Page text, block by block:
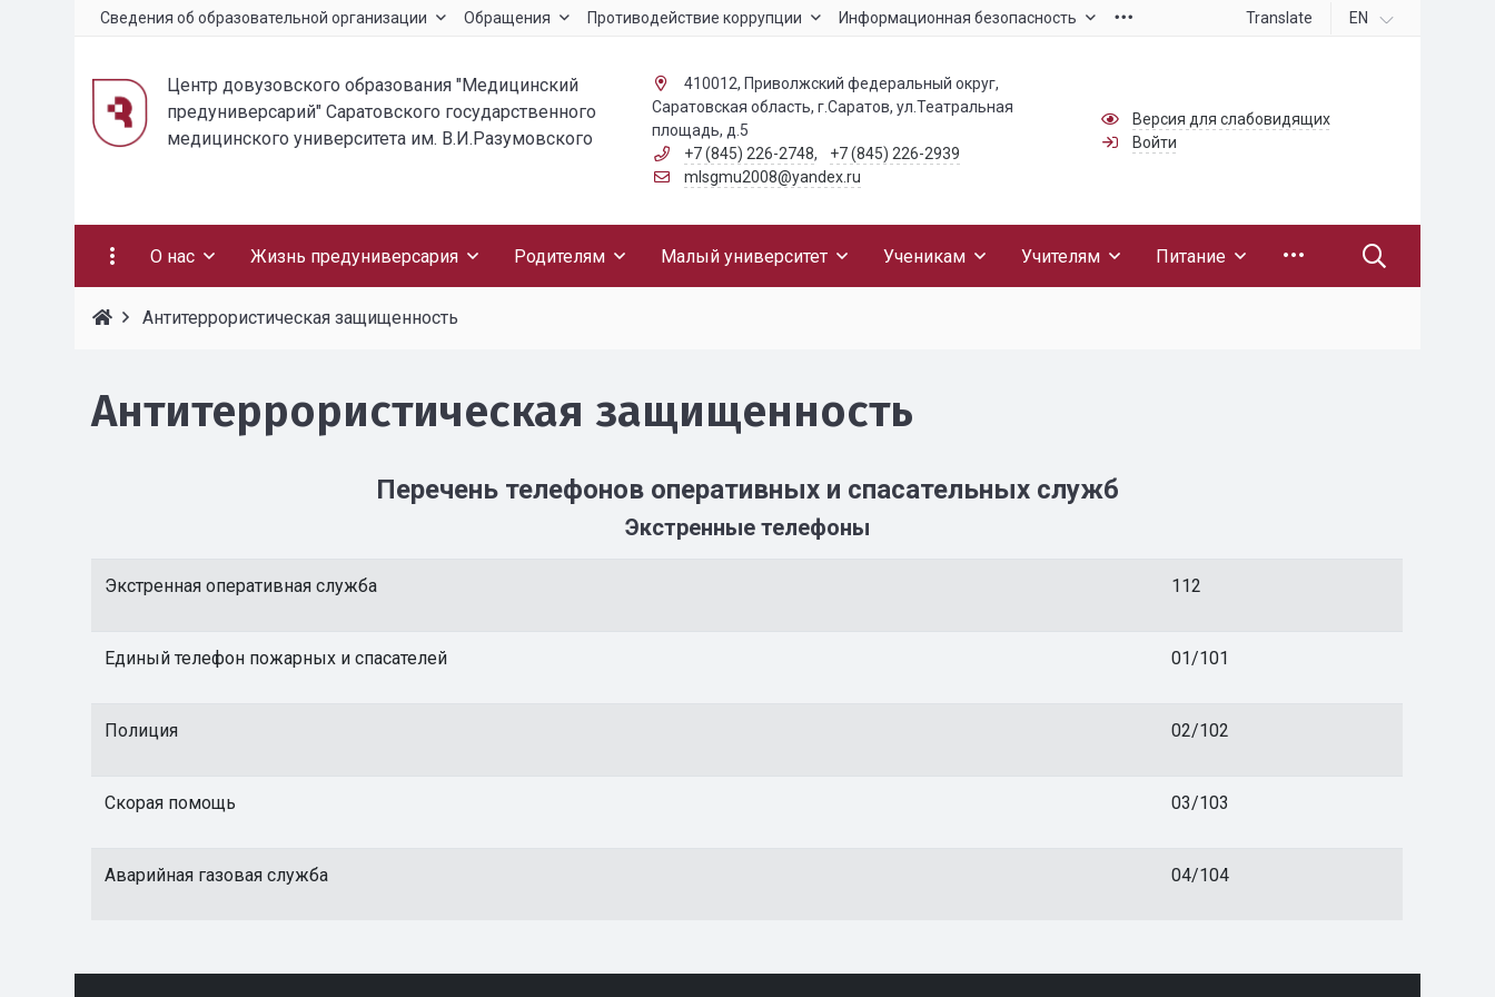
Сведения об образовательной организации Обращения Противодействие коррупции Информационная безопасность Translate EN
Центр довузовского образования "Медицинский
предуниверсарий" Саратовского государственного
медицинского университета им. В.И.Разумовского
410012, Приволжский федеральный округ,
Саратовская область, г.Саратов, ул.Театральная
площадь, д.5
+7 (845) 226-2748,
+7 (845) 226-2939
mlsgmu2008@yandex.ru
Версия для слабовидящих
Войти
О нас Жизнь предуниверсария Родителям Малый университет Ученикам Учителям Питание
Антитеррористическая защищенность
Антитеррористическая защищенность
Перечень телефонов оперативных и спасательных служб
Экстренные телефоны
Экстренная оперативная служба 112
Единый телефон пожарных и спасателей 01/101
Полиция 02/102
Скорая помощь 03/103
Аварийная газовая служба 04/104